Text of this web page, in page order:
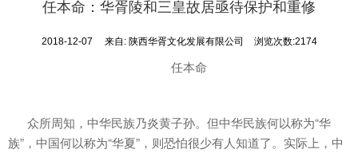
任本命：华胥陵和三皇故居亟待保护和重修
2018-12-07 来自: 陕西华胥文化发展有限公司 浏览次数:2174
任本命
众所周知，中华民族乃炎黄子孙。但中华民族何以称为“华
族”，中国何以称为“华夏”，则恐怕很少有人知道了。实际上，中